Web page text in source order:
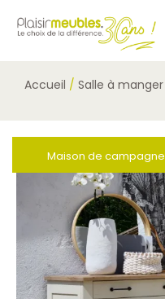
Accueil / Salle à manger
Maison de campagne